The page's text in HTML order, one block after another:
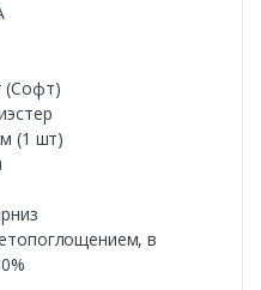
(Софт)
(1 шт)
в